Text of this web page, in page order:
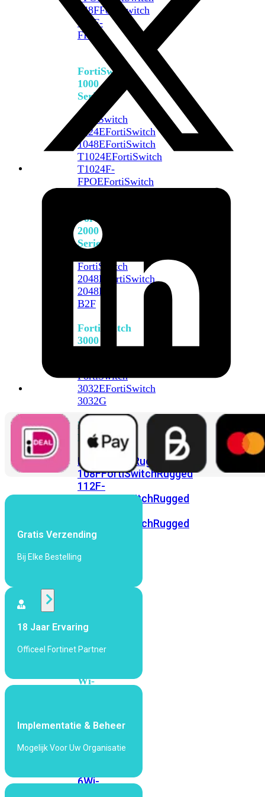
648FFortiSwitch
648F-
FPOE
FortiSwitch
1000
Series
FortiSwitch
1024EFortiSwitch
1048EFortiSwitch
T1024EFortiSwitch
T1024F-
FPOEFortiSwitch
FortiSwitch
2000
Series
FortiSwitch
2048F
FortiSwitch
2048F-
B2F
FortiSwitch
3000
FortiSwitch
3032EFortiSwitch
3032G
FortiSwitch
Ruggedized
FortiSwitchRugged
108FFortiSwitchRugged
112F-
POEFortiSwitchRugged
FortiSwitchRugged
424F-
Access
Points
Wi-
Wi-
Fi
Wi-
6Wi-
Gratis Verzending
Bij Elke Bestelling
18 Jaar Ervaring
Officeel Fortinet Partner
Implementatie & Beheer
Mogelijk Voor Uw Organisatie